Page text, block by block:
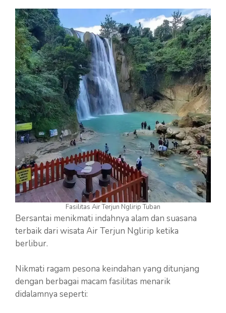
Fasilitas Air Terjun Nglirip Tuban
Bersantai menikmati indahnya alam dan suasana
terbaik dari wisata Air Terjun Nglirip ketika
berlibur.
Nikmati ragam pesona keindahan yang ditunjang
dengan berbagai macam fasilitas menarik
didalamnya seperti: